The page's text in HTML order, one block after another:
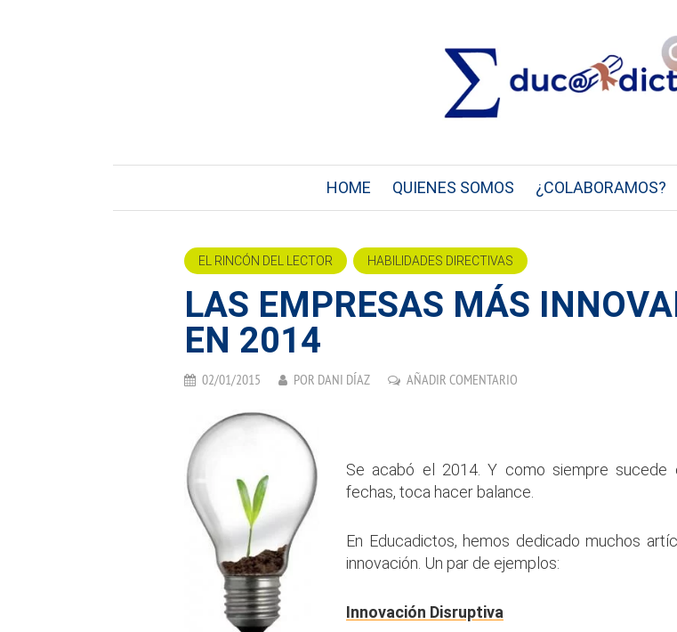
HOME QUIENES SOMOS ¿COLABORAMOS?
EL RINCÓN DEL LECTOR HABILIDADES DIRECTIVAS
LAS EMPRESAS MÁS
EN 2014
02/01/2015 POR DANI DÍAZ AÑADIR COMENTARIO
Se acabó el 2014. Y como siempre sucede
fechas, toca hacer balance.
En Educadictos, hemos dedicado muchos
innovación. Un par de ejemplos:
Innovación Disruptiva